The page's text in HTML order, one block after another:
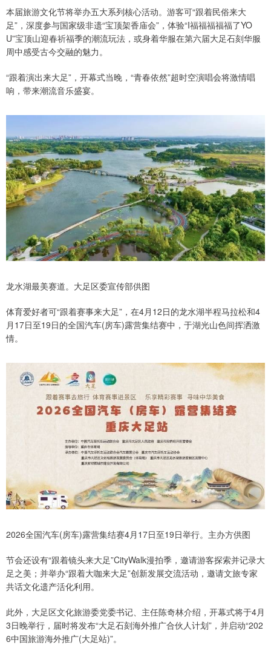
本届旅游文化节将举办五大系列核心活动。游客可“跟着民俗来大
足”，深度参与国家级非遗“宝顶架香庙会”，体验“I福福福福福了YO
U”宝顶山迎春祈福季的潮流玩法，或身着华服在第六届大足石刻华服
周中感受古今交融的魅力。
“跟着演出来大足”，开幕式当晚，“青春依然”超时空演唱会将激情唱
响，带来潮流音乐盛宴。
龙水湖最美赛道。大足区委宣传部供图
体育爱好者可“跟着赛事来大足”，在4月12日的龙水湖半程马拉松和4
月17日至19日的全国汽车(房车)露营集结赛中，于湖光山色间挥洒激
情。
2026全国汽车(房车)露营集结赛4月17日至19日举行。主办方供图
节会还设有“跟着镜头来大足”CityWalk漫拍季，邀请游客探索并记录大
足之美；并举办“跟着大咖来大足”创新发展交流活动，邀请文旅专家
共话文化遗产活化利用。
此外，大足区文化旅游委党委书记、主任陈奇林介绍，开幕式将于4月
3日晚举行，届时将发布“大足石刻海外推广合伙人计划”，并启动“202
6中国旅游海外推广(大足站)”。